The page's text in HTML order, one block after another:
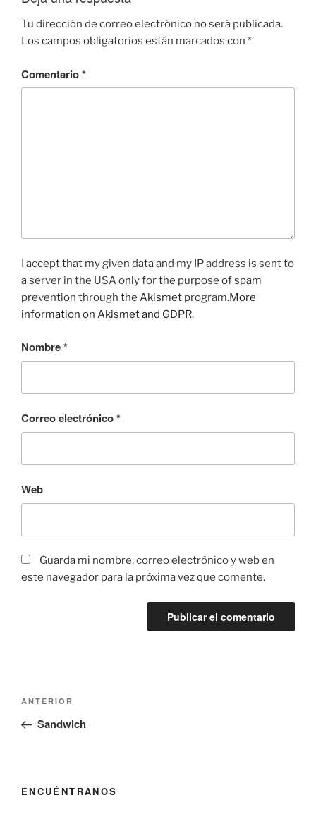
Tu dirección de correo electrónico no será publicada.
Los campos obligatorios están marcados con *
Comentario*
I accept that my given data and my IP address is sent to
a server in the USA only for the purpose of spam
prevention through the Akismet program.More
information on Akismet and GDPR.
Nombre*
Correo electrónico*
Web
Guarda mi nombre, correo electrónico y web en
este navegador para la próxima vez que comente.
Navegación
entradas
Entrada
anterior:
ANTERIOR
Sandwich
ENCUÉNTRANOS